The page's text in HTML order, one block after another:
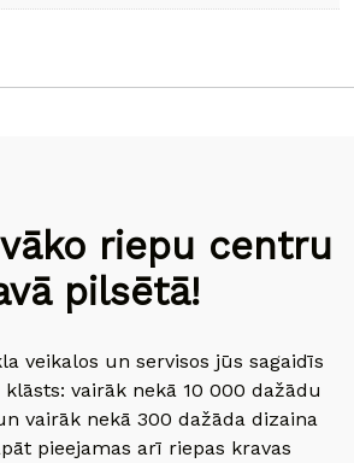
riepu centru
pilsētā!
veikalos un servisos jūs sagaidīs
vairāk nekā 10 000 dažādu
vairāk nekā 300 dažāda dizaina
pieejamas arī riepas kravas